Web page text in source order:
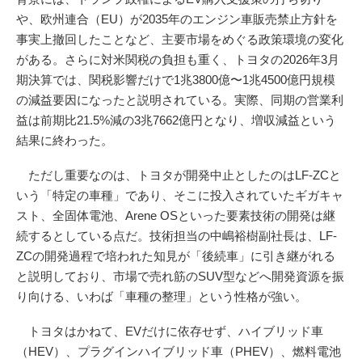
や、欧州連合（EU）が2035年のエンジン車販売禁止方針を
事実上撤回したことなど、主要市場をめぐる政策環境の変化
がある。さらに対米関税の負担も重く、トヨタの2026年3月
期決算では、関税影響だけで1兆3800億〜1兆4500億円規模
の減益要因になったと説明されている。実際、同期の営業利
益は前期比21.5%減の3兆7662億円となり、増収減益という
結果に終わった。
ただし重要なのは、トヨタが開発中止としたのはLF-ZCと
いう「特定の車種」であり、そこに投入されていたギガキャ
スト、全固体電池、Arene OSといった要素技術の開発は継
続するとしている点だ。技術担当の中嶋裕樹副社長は、LF-
ZCの開発過程で培われた知見が「後続車」に引き継がれる
と説明しており、市場で売れ筋のSUV型などへ開発資源を振
り向ける、いわば「車種の整理」という性格が強い。
トヨタはかねて、EVだけに依存せず、ハイブリッド車
（HEV）、プラグインハイブリッド車（PHEV）、燃料電池